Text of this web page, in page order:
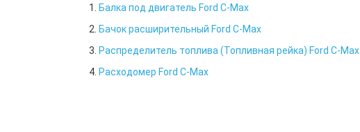
Балка под двигатель Ford C-Max
Бачок расширительный Ford C-Max
Распределитель топлива (Топливная рейка) Ford C-Max
Расходомер Ford C-Max